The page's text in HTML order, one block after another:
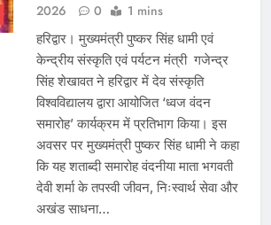
2026
0 1 mins
हरिद्वार। मुख्यमंत्री पुष्कर सिंह धामी एवं
केन्द्रीय संस्कृति एवं पर्यटन मंत्री गजेन्द्र
सिंह शेखावत ने हरिद्वार में देव संस्कृति
विश्वविद्यालय द्वारा आयोजित ‘ध्वज वंदन
समारोह’ कार्यक्रम में प्रतिभाग किया। इस
अवसर पर मुख्यमंत्री पुष्कर सिंह धामी ने कहा
कि यह शताब्दी समारोह वंदनीया माता भगवती
देवी शर्मा के तपस्वी जीवन, निःस्वार्थ सेवा और
अखंड साधना…